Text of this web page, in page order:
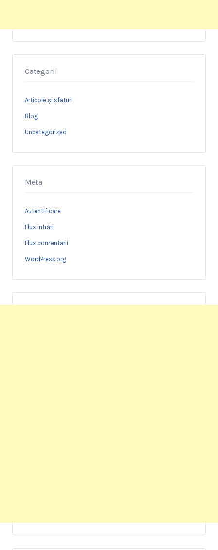
Categorii
Articole și sfaturi
Blog
Uncategorized
Meta
Autentificare
Flux intrări
Flux comentarii
WordPress.org